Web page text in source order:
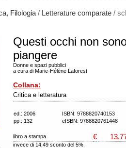
Filologia / Letterature comparate /
Questi occhi non
piangere
Donne e spazi pubblici
a cura di Marie-Hélène Laforest
Collana:
Critica e letteratura
ed.: 2006
ISBN: 9788820740153
pp.: 132
eISBN: 9788820761448
libro a stampa €
invece di 14,49 sconto del 5%.